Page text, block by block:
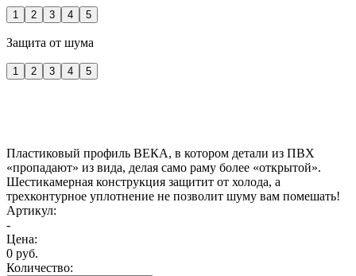
1 2 3 4 5
Защита от шума
1 2 3 4 5
Пластиковый профиль ВЕКА, в котором детали из ПВХ
«пропадают» из вида, делая само раму более «открытой».
Шестикамерная конструкция защитит от холода, а
трехконтурное уплотнение не позволит шуму вам помешать!
Артикул:
-
Цена:
0 руб.
Количество: